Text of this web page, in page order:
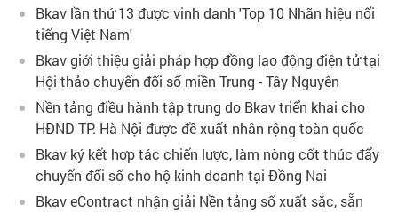
Bkav lần thứ 13 được vinh danh 'Top 10 Nhãn hiệu nổi
tiếng Việt Nam'
Bkav giới thiệu giải pháp hợp đồng lao động điện tử tại
Hội thảo chuyển đổi số miền Trung - Tây Nguyên
Nền tảng điều hành tập trung do Bkav triển khai cho
HĐND TP. Hà Nội được đề xuất nhân rộng toàn quốc
Bkav ký kết hợp tác chiến lược, làm nòng cốt thúc đẩy
chuyển đổi số cho hộ kinh doanh tại Đồng Nai
Bkav eContract nhận giải Nền tảng số xuất sắc, sẵn